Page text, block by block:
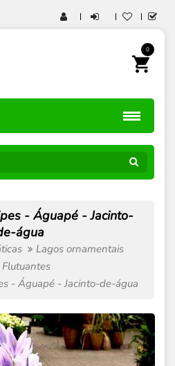
0
- Águapé - Jacinto-
água
Lagos ornamentais
Flutuantes
- Águapé - Jacinto-de-água